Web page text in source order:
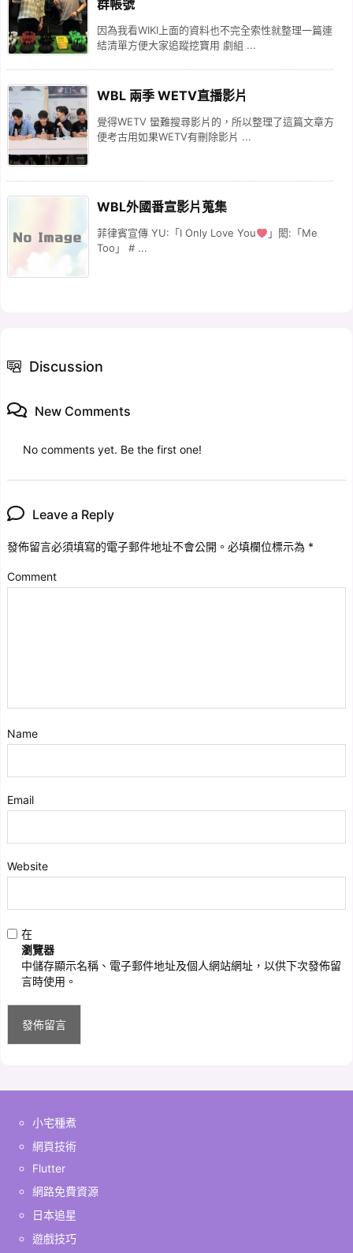
群帳號
因為我看WIKI上面的資料也不完全索性就整理一篇連
結清單方便大家追蹤挖寶用 劇組 ...
WBL 兩季 WETV直播影片
覺得WETV 蠻難搜尋影片的，所以整理了這篇文章方
便考古用如果WETV有刪除影片 ...
WBL外國番宣影片蒐集
菲律賓宣傳 YU:「I Only Love You
」閎:「Me
Too」 # ...
Discussion
New Comments
No comments yet. Be the first one!
Leave a Reply
發佈留言必須填寫的電子郵件地址不會公開。 必填欄位標示為 *
Comment
Name
Email
Website
在
瀏覽器
中儲存顯示名稱、電子郵件地址及個人網站網址，以供下次發佈留
言時使用。
小宅種煮
網頁技術
Flutter
網路免費資源
日本追星
遊戲技巧